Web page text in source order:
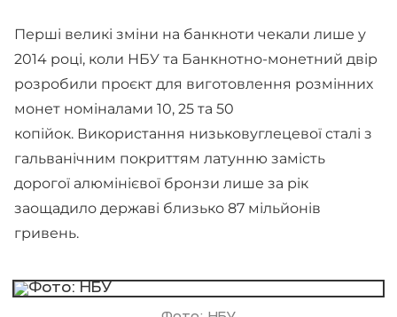
Перші великі зміни на банкноти чекали лише у
2014 році, коли НБУ та Банкнотно-монетний двір
розробили проєкт для виготовлення розмінних
монет номіналами 10, 25 та 50
копійок. Використання низьковуглецевої сталі з
гальванічним покриттям латунню замість
дорогої алюмінієвої бронзи лише за рік
заощадило державі близько 87 мільйонів
гривень.